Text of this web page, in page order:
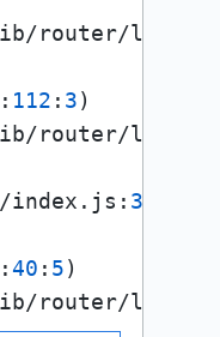
router/layer.
: 112 : 3)
router/layer.
index. js : 335
:40 : 5)
router/layer.